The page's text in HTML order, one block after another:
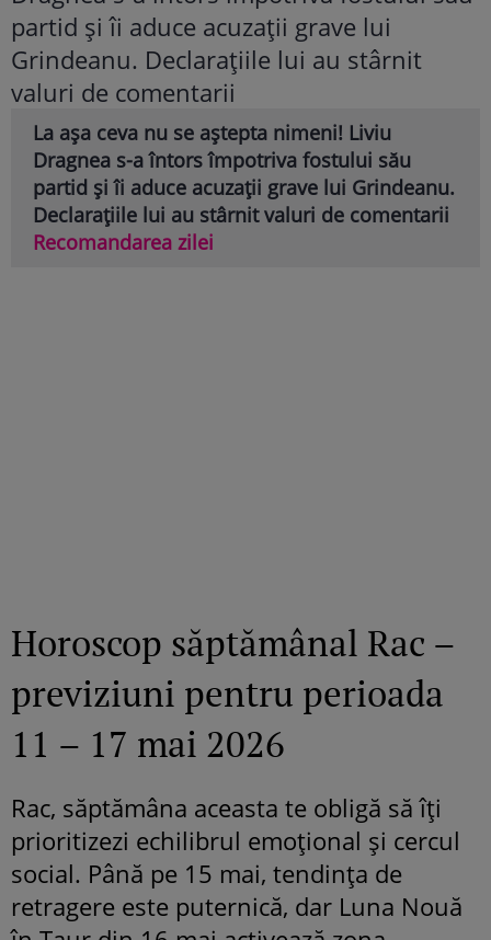
La așa ceva nu se aștepta nimeni! Liviu
Dragnea s-a întors împotriva fostului său
partid și îi aduce acuzații grave lui Grindeanu.
Declarațiile lui au stârnit valuri de comentarii
Recomandarea zilei
Horoscop săptămânal Rac –
previziuni pentru perioada
11 – 17 mai 2026
Rac, săptămâna aceasta te obligă să îți
prioritizezi echilibrul emoțional și cercul
social. Până pe 15 mai, tendința de
retragere este puternică, dar Luna Nouă